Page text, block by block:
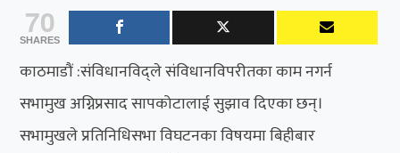
70
SHARES
काठमाडौं :संविधानविद्ले संविधानविपरीतका काम नगर्न
सभामुख अग्निप्रसाद सापकोटालाई सुझाव दिएका छन्।
सभामुखले प्रतिनिधिसभा विघटनका विषयमा बिहीबार